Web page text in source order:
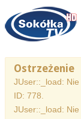
Ostrzeżenie
JUser::_load:
ID: 778.
JUser::_load: